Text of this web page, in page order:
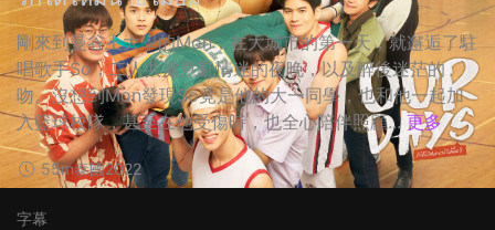
剛來到曼谷上大學的Mon，在大城市的第一天，就邂逅了駐
唱歌手So，二人共處意亂情迷的夜晚，以及醉後迷茫的
吻。沒想到Mon發現So竟是他的大一同學，也和他一起加
入籃球校隊，甚至在他受傷時，也全心陪伴照顧... 更多
55m泰國2022
字幕